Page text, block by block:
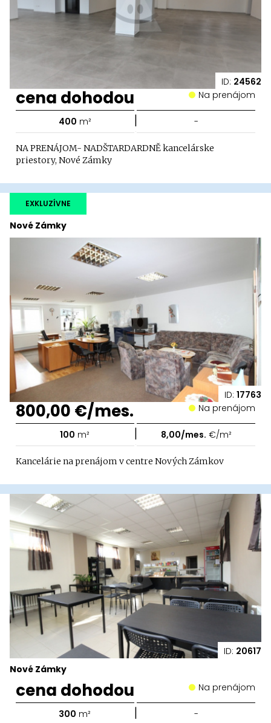
ID: 24562
cena dohodou Na prenájom
400 m² | -
NA PRENÁJOM- NADŠTARDARDNĚ kancelárske
priestory, Nové Zámky
ID: 17763
Nové Zámky
EXKLUZÍVNE
800,00 €/mes. Na prenájom
100 m² | 8,00/mes. €/m²
Kancelárie na prenájom v centre Nových Zámkov
ID: 20617
Nové Zámky
cena dohodou Na prenájom
300 m² | -